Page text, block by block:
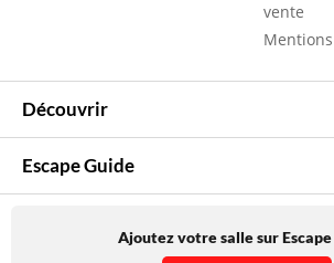
vente
Découvrir
Escape Guide
Ajoutez votre salle sur Escape